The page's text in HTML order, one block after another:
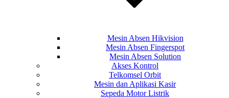
Mesin Absen Hikvision
Mesin Absen Fingerspot
Mesin Absen Solution
Akses Kontrol
Telkomsel Orbit
Mesin dan Aplikasi Kasir
Sepeda Motor Listrik